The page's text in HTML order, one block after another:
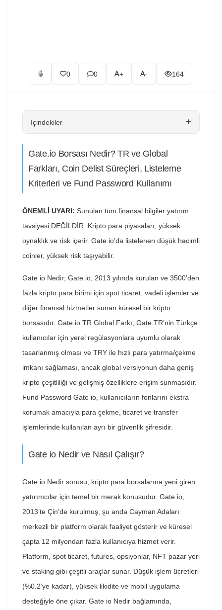
0 0 + - 164
İçindekiler +
Gate.io Borsası Nedir? TR ve Global
Farkları, Coin Delist Süreçleri, Listeleme
Kriterleri ve Fund Password Kullanımı
ÖNEMLİ UYARI: Sunulan tüm finansal bilgiler yatırım
tavsiyesi DEĞİLDİR. Kripto para piyasaları, yüksek
oynaklık ve risk içerir. Gate.io’da listelenen düşük hacimli
coinler, yüksek risk taşıyabilir.
Gate io Nedir; Gate.io, 2013 yılında kurulan ve 3500’den
fazla kripto para birimi için spot ticaret, vadeli işlemler ve
diğer finansal hizmetler sunan küresel bir kripto
borsasıdır. Gate io TR Global Farkı, Gate.TR’nin Türkçe
kullanıcılar için yerel regülasyonlara uyumlu olarak
tasarlanmış olması ve TRY ile hızlı para yatırma/çekme
imkanı sağlaması, ancak global versiyonun daha geniş
kripto çeşitliliği ve gelişmiş özelliklere erişim sunmasıdır.
Fund Password Gate io, kullanıcıların fonlarını ekstra
korumak amacıyla para çekme, ticaret ve transfer
işlemlerinde kullanılan ayrı bir güvenlik şifresidir.
Gate io Nedir ve Nasıl Çalışır?
Gate io Nedir sorusu, kripto para borsalarına yeni giren
yatırımcılar için temel bir merak konusudur. Gate.io,
2013’te Çin’de kurulmuş, şu anda Cayman Adaları
merkezli bir platform olarak faaliyet gösterir ve küresel
çapta 12 milyondan fazla kullanıcıya hizmet verir.
Platform, spot ticaret, futures, opsiyonlar, NFT pazar yeri
ve staking gibi çeşitli araçlar sunar. Düşük işlem ücretleri
(%0.2’ye kadar), yüksek likidite ve mobil uygulama
desteğiyle öne çıkar. Gate io Nedir bağlamında,